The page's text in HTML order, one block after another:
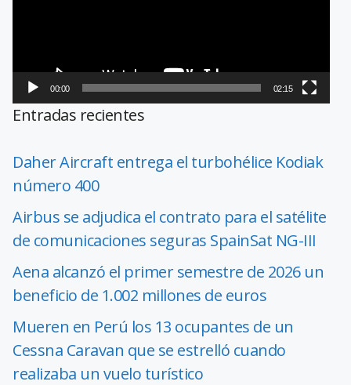
00:00 02:15
Entradas recientes
Daher Aircraft entrega el turbohélice Kodiak
número 400
Airbus se adjudica el contrato para el satélite
de comunicaciones seguras SpainSat NG-III
Aena alcanzó el primer semestre de 2026 un
beneficio de 1.002 millones de euros
Mueren en Perú los 13 ocupantes de un
Cessna Caravan que se estrelló cuando
realizaba un vuelo turístico